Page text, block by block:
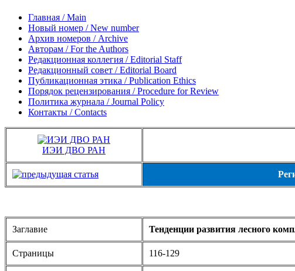
Главная / Main
Новый номер / New number
Архив номеров / Archive
Авторам / For the Authors
Редакционная коллегия / Editorial Staff
Редакционный совет / Editorial Board
Публикационная этика / Publication Ethics
Порядок рецензирования / Procedure for Review
Политика журнала / Journal Policy
Контакты / Contacts
ИЭИ ДВО РАН
Заглавие Тенденции развития лесного
Страницы 116-129